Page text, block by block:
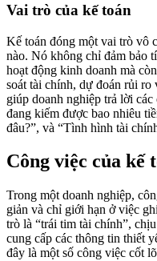
Vai trò của kế toán
Kế toán đóng một vai trò vô
nào. Nó không chỉ đảm bảo
hoạt động kinh doanh mà
soát tài chính, dự đoán rủi ro
giúp doanh nghiệp trả lời
đang kiếm được bao nhiêu
đâu?”, và “Tình hình tài
Công việc của kế
Trong một doanh nghiệp,
giản và chỉ giới hạn ở việc
trò là “trái tim tài chính”,
cung cấp các thông tin thiết
đây là một số công việc cốt